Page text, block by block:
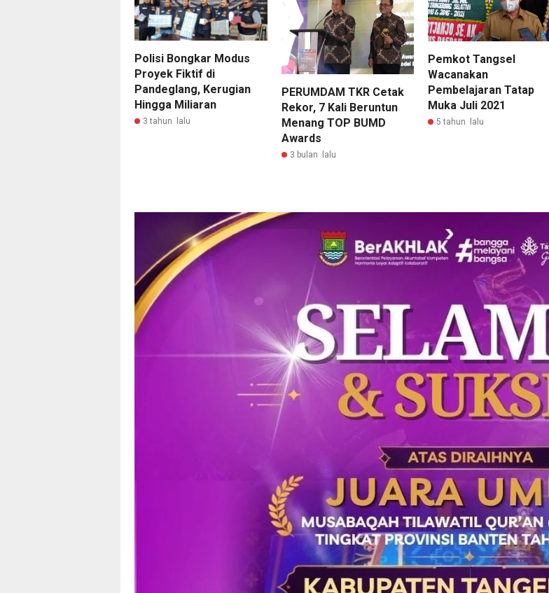
Polisi Bongkar Modus
Proyek Fiktif di
Pandeglang, Kerugian
Hingga Miliaran
3 tahun lalu
PERUMDAM TKR Cetak
Rekor, 7 Kali Beruntun
Menang TOP BUMD
Awards
3 bulan lalu
Pemkot Tangsel
Wacanakan
Pembelajaran Tatap
Muka Juli 2021
5 tahun lalu